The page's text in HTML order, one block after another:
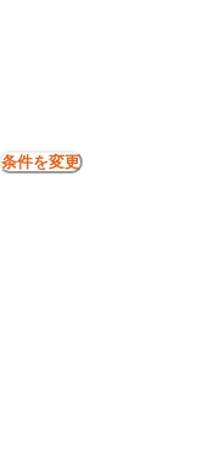
条件を変更